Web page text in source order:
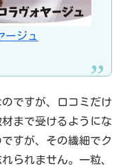
ージュ
ですが、口コミだけ
まで受けるようにな
すが、その繊細でク
られません。一粒、